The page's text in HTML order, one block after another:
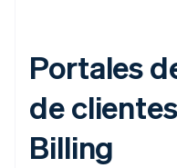
Portales
de
Billing